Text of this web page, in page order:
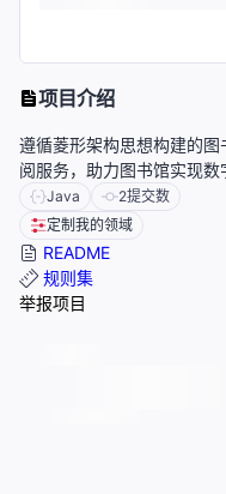
项目介绍
遵循菱形架构思想构建的
阅服务，助力图书馆实现数
Java 2提交数
定制我的领域
README
规则集
举报项目